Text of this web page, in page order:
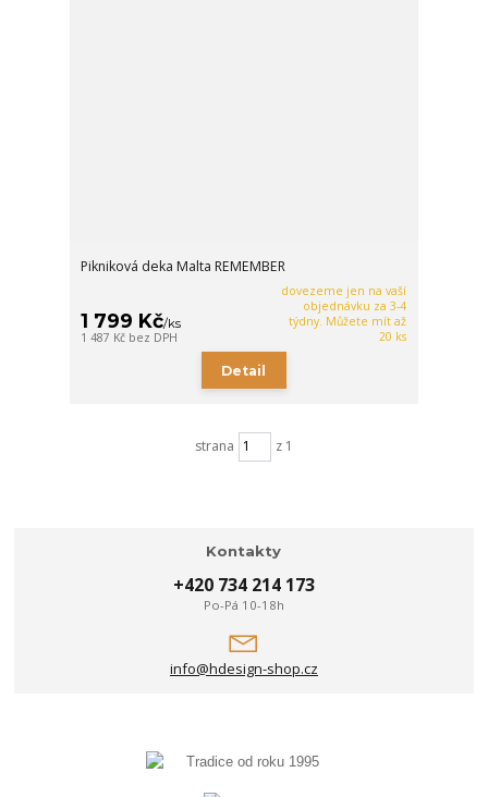
Pikniková deka Malta REMEMBER
1 799 Kč/ks
1 487 Kč bez DPH
dovezeme jen na vaší
objednávku za 3-4
týdny. Můžete mít až
20 ks
Detail
strana z 1
Kontakty
+420 734 214 173
Po-Pá 10-18h
info@hdesign-shop.cz